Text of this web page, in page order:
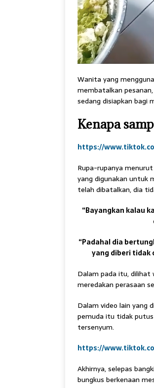
Wanita yang
membatalkan
sedang disiapkan bagi
Kenapa
https://
Rupa-rupanya
yang digunakan untuk
telah dibatalkan, dia
“Bayangkan kalau
“Padahal dia
yang diberi tidak
Dalam pada itu, dilihat
meredakan perasaan
Dalam video lain yang
pemuda itu tidak
tersenyum.
https://
Akhirnya, selepas
bungkus berkenaan